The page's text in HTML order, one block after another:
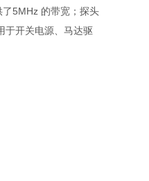
5MHz 的带宽；探头
于开关电源、马达驱